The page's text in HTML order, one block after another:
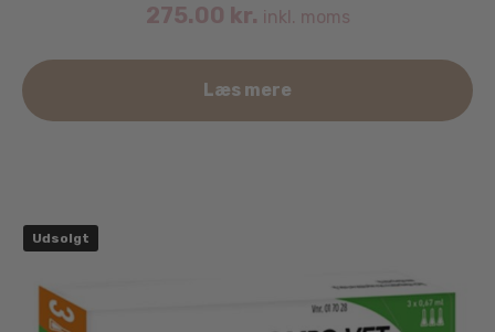
275.00 kr. inkl. moms
Læs mere
Udsolgt